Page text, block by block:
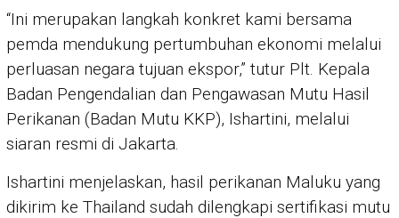
“Ini merupakan langkah konkret kami bersama
pemda mendukung pertumbuhan ekonomi melalui
perluasan negara tujuan ekspor,” tutur Plt. Kepala
Badan Pengendalian dan Pengawasan Mutu Hasil
Perikanan (Badan Mutu KKP), Ishartini, melalui
siaran resmi di Jakarta.
Ishartini menjelaskan, hasil perikanan Maluku yang
dikirim ke Thailand sudah dilengkapi sertifikasi mutu